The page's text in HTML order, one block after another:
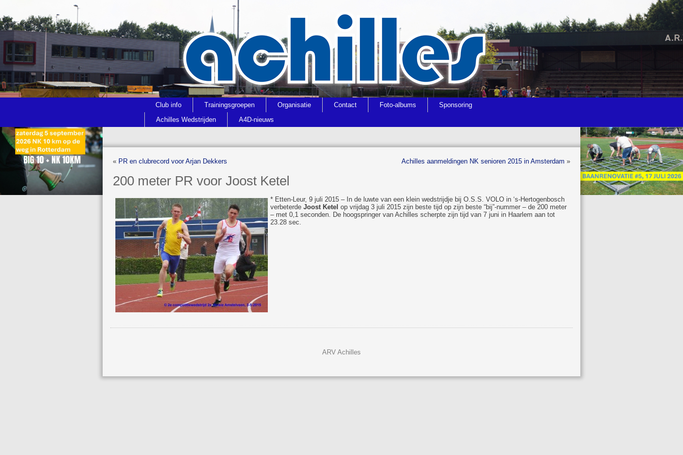
Club info Trainingsgroepen Organisatie Contact Foto-albums
Sponsoring
Achilles Wedstrijden
A4D-nieuws
« PR en clubrecord voor Arjan Dekkers Achilles aanmeldingen NK senioren 2015 in Amsterdam »
200 meter PR voor Joost Ketel
* Etten-Leur, 9 juli 2015 – In de luwte van een klein wedstrijdje bij O.S.S. VOLO in ‘s-Hertogenbosch
verbeterde Joost Ketel op vrijdag 3 juli 2015 zijn beste tijd op zijn beste “bij”-nummer – de 200 meter
– met 0,1 seconden. De hoogspringer van Achilles scherpte zijn tijd van 7 juni in Haarlem aan tot
23.28 sec.
ARV Achilles